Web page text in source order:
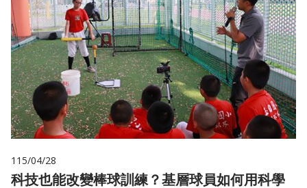
115/04/28
科技也能改變棒球訓練？基層球員如何用科學